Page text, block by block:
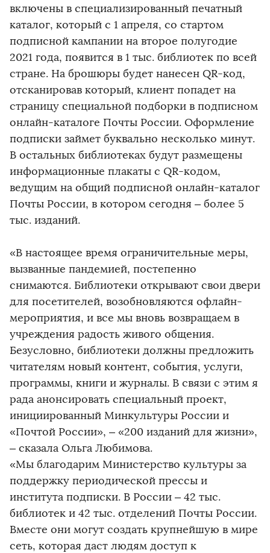
включены в специализированный печатный
каталог, который с 1 апреля, со стартом
подписной кампании на второе полугодие
2021 года, появится в 1 тыс. библиотек по всей
стране. На брошюры будет нанесен QR-код,
отсканировав который, клиент попадет на
страницу специальной подборки в подписном
онлайн-каталоге Почты России. Оформление
подписки займет буквально несколько минут.
В остальных библиотеках будут размещены
информационные плакаты с QR-кодом,
ведущим на общий подписной онлайн-каталог
Почты России, в котором сегодня – более 5
тыс. изданий.
«В настоящее время ограничительные меры,
вызванные пандемией, постепенно
снимаются. Библиотеки открывают свои двери
для посетителей, возобновляются офлайн-
мероприятия, и все мы вновь возвращаем в
учреждения радость живого общения.
Безусловно, библиотеки должны предложить
читателям новый контент, события, услуги,
программы, книги и журналы. В связи с этим я
рада анонсировать специальный проект,
инициированный Минкультуры России и
«Почтой России», – «200 изданий для жизни»,
– сказала Ольга Любимова.
«Мы благодарим Министерство культуры за
поддержку периодической прессы и
института подписки. В России – 42 тыс.
библиотек и 42 тыс. отделений Почты России.
Вместе они могут создать крупнейшую в мире
сеть, которая даст людям доступ к